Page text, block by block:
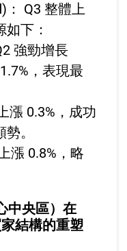
： Q3 整體上
下：
強勁增長
，表現最
漲 0.3%，成功
。
漲 0.8%，略
中央區）在
結構的重塑